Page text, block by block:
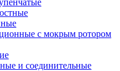
с мокрым ротором
и соединительные